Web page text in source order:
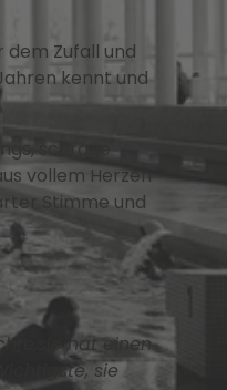
Zufall und
kennt und
schräge
vollem Herzen
Stimme und
hat einen
sie